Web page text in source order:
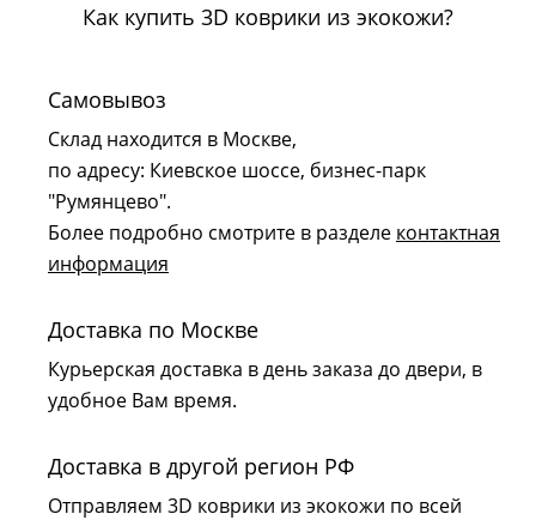
Как купить 3D коврики из экокожи?
Самовывоз
Склад находится в Москве,
по адресу: Киевское шоссе, бизнес-парк
"Румянцево".
Более подробно смотрите в разделе контактная
информация
Доставка по Москве
Курьерская доставка в день заказа до двери, в
удобное Вам время.
Доставка в другой регион РФ
Отправляем 3D коврики из экокожи по всей